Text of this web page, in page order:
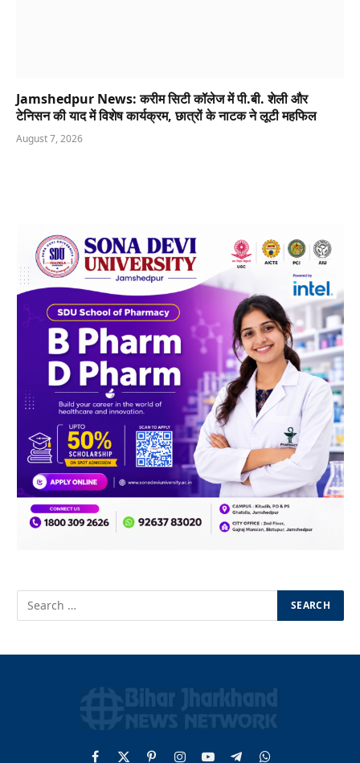
Jamshedpur News: करीम सिटी कॉलेज में पी.बी. शेली और
टेनिसन की याद में विशेष कार्यक्रम, छात्रों के नाटक ने लूटी महफिल
August 7, 2026